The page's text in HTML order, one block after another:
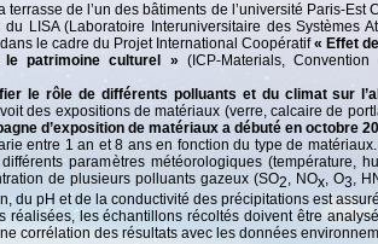
terrasse de l’un des bâtiments de l’université Paris-Est
LISA (Laboratoire Interuniversitaire des Systèmes
le cadre du Projet International Coopératif« Effet
patrimoine culturel » (ICP-Materials,
le rôle de différents polluants et du climat sur
des expositions de matériaux (verre, calcaire de
d’exposition de matériaux a débuté en octobre
entre 1 an et 8 ans en fonction du type de
paramètres météorologiques (température,
de plusieurs polluants gazeux (SO2, NOx, O3,
du pH et de la conductivité des précipitations est
réalisées, les échantillons récoltés doivent être
corrélation des résultats avec les données